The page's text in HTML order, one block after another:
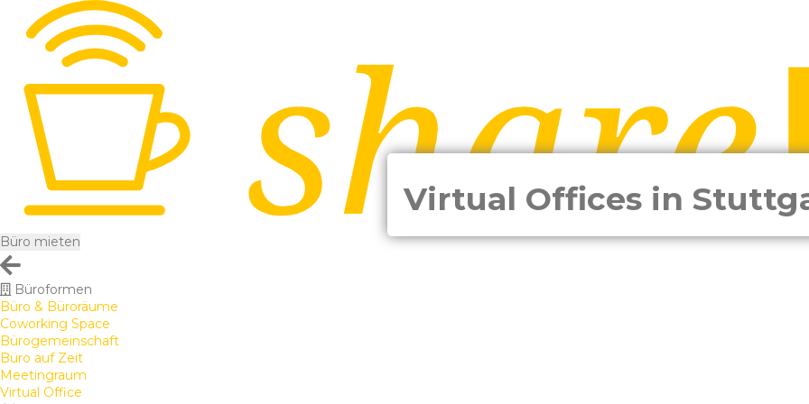
Büro mieten
Büroformen
Büro & Büroräume
Coworking Space
Bürogemeinschaft
Büro auf Zeit
Meetingraum
Virtual Office
Virtual Offices in